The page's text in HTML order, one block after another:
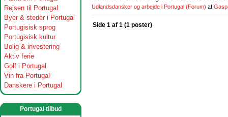
Rejsen til Portugal
Byer & steder i Portugal
Portugisisk sprog
Portugisisk kultur
Bolig & investering
Aktiv ferie
Golf i Portugal
Vin fra Portugal
Danskere i Portugal
Portugal tilbud
Udlandsdansker og arbejde i Portugal (Forum) af
Side 1 af 1 (1 poster)